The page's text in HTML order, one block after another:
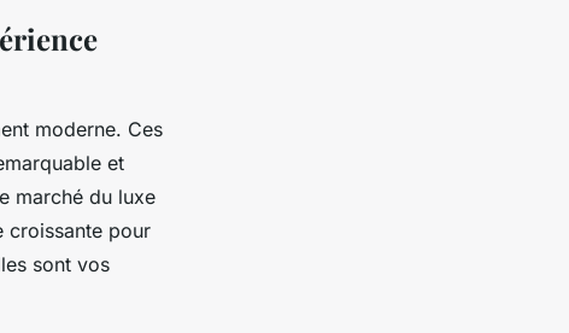
moderne. Ces
et
marché du luxe
croissante pour
sont vos